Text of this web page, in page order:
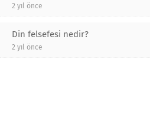
2 yıl önce
Din felsefesi nedir?
2 yıl önce